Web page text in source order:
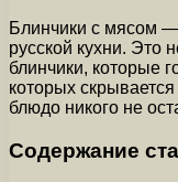
Блинчики с мясом
русской кухни. Это
блинчики, которые
которых
блюдо никого не
Содержание